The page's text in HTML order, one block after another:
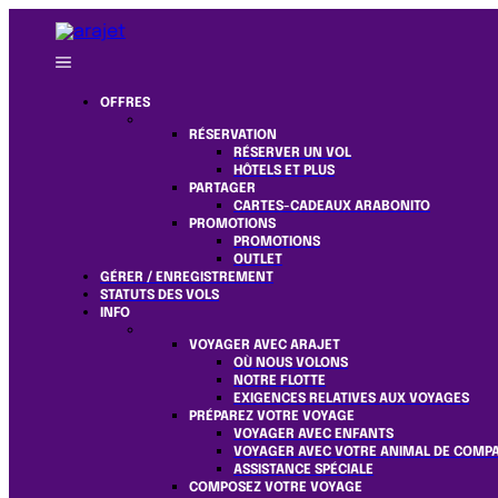
OFFRES
RÉSERVATION
RÉSERVER UN VOL
HÔTELS ET PLUS
PARTAGER
CARTES-CADEAUX ARABONITO
PROMOTIONS
PROMOTIONS
OUTLET
GÉRER / ENREGISTREMENT
STATUTS DES VOLS
INFO
VOYAGER AVEC ARAJET
OÙ NOUS VOLONS
NOTRE FLOTTE
EXIGENCES RELATIVES AUX VOYAGES
PRÉPAREZ VOTRE VOYAGE
VOYAGER AVEC ENFANTS
VOYAGER AVEC VOTRE ANIMAL DE
ASSISTANCE SPÉCIALE
COMPOSEZ VOTRE VOYAGE